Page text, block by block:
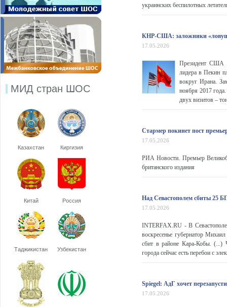
МИД стран ШОС
Казахстан Киргизия
Китай Россия
Таджикистан Узбекистан
украинских беспилотных
КНР-США: заложники
17.05.2026
Президент США
лидера в Пекин
вокруг Ирана.
ноября 2017
двух визитов –
Стармер покинет пост
17.05.2026
РИА Новости. Премьер
британского издания
Над Севастополем сбиты 25
17.05.2026
INTERFAX.RU - В Севастополе
воскресенье губернатор
сбит в районе Кара-Кобы. (...)
города сейчас есть перебои с
Spiegel: АдГ хочет
17.05.2026